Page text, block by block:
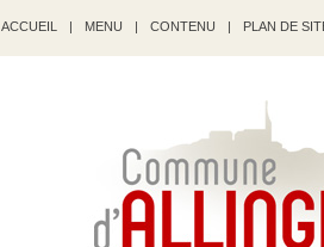
ACCUEIL | MENU | CONTENU | PLAN DE